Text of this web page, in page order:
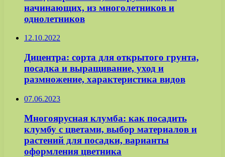
начинающих, из многолетников и
однолетников
12.10.2022
Дицентра: сорта для открытого грунта,
посадка и выращивание, уход и
размножение, характеристика видов
07.06.2023
Многоярусная клумба: как посадить
клумбу с цветами, выбор материалов и
растений для посадки, варианты
оформления цветника